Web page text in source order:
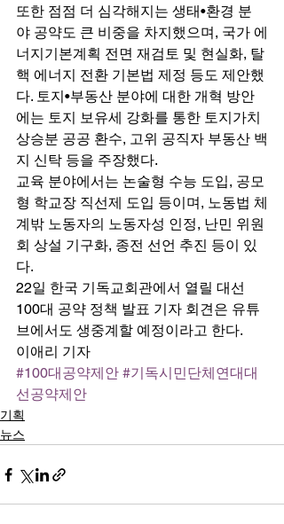
또한 점점 더 심각해지는 생태•환경 분
야 공약도 큰 비중을 차지했으며, 국가 에
너지기본계획 전면 재검토 및 현실화, 탈
핵 에너지 전환 기본법 제정 등도 제안했
다. 토지•부동산 분야에 대한 개혁 방안
에는 토지 보유세 강화를 통한 토지가치
상승분 공공 환수, 고위 공직자 부동산 백
지 신탁 등을 주장했다.
교육 분야에서는 논술형 수능 도입, 공모
형 학교장 직선제 도입 등이며, 노동법 체
계밖 노동자의 노동자성 인정, 난민 위원
회 상설 기구화, 종전 선언 추진 등이 있
다.
22일 한국 기독교회관에서 열릴 대선
100대 공약 정책 발표 기자 회견은 유튜
브에서도 생중계할 예정이라고 한다.
이애리 기자
#100대공약제안 #기독시민단체연대대
선공약제안
기획
뉴스